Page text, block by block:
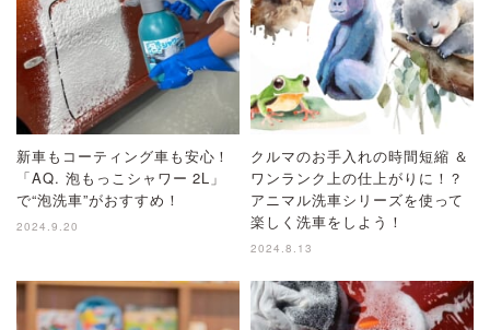
新車もコーティング車も安心！
「AQ. 泡もっこシャワー 2L」
で“泡洗車”がおすすめ！
2024.9.20
クルマのお手入れの時間短縮 ＆
ワンランク上の仕上がりに！？
アニマル洗車シリーズを使って
楽しく洗車をしよう！
2024.8.13